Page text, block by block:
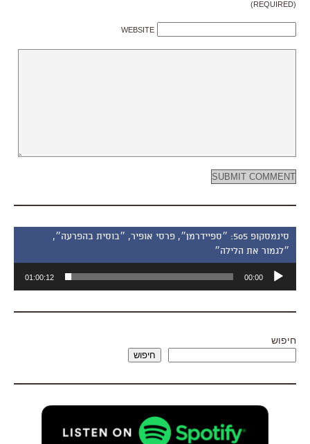
(REQUIRED)
WEBSITE
סינמסקופ 505: ״ספיידרמן״, פרסי אופיר, ״בוסית בהפרעה״,
״לגמור את הלילה״
אודיו
00:00
01:00:12
חיפוש
חיפוש